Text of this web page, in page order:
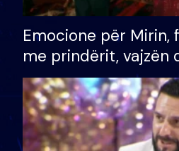
Emocione për Mirin,
me prindërit, vajzën
bashkëshorten:
divorci apo jo?